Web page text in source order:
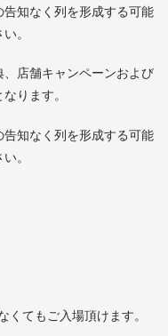
知なく列を形成する可能
。
店舗キャンペーンおよび
ります。
知なく列を形成する可能
。
てもご入場頂けます。